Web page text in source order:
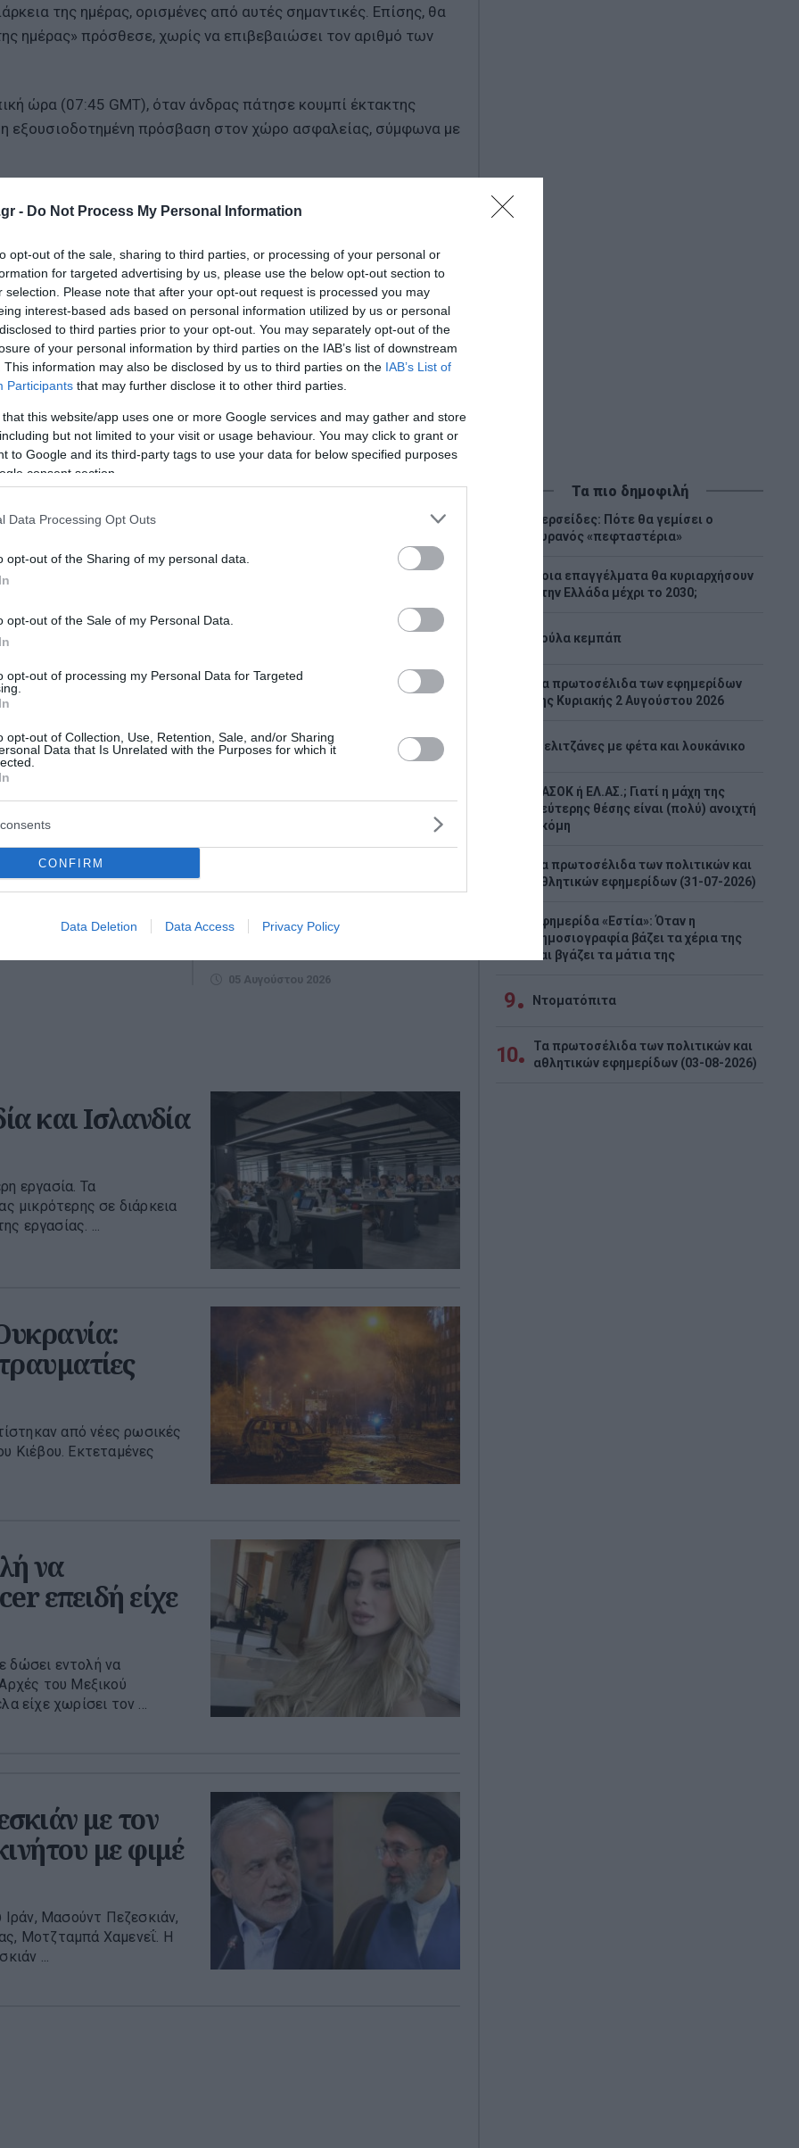
- Do Not Process My Personal Information
opt-out of the sale, sharing to third parties, or processing of your personal or
for targeted advertising by us, please use the below opt-out section to
selection. Please note that after your opt-out request is processed you may
interest-based ads based on personal information utilized by us or personal
to third parties prior to your opt-out. You may separately opt-out of the
of your personal information by third parties on the IAB’s list of downstream
This information may also be disclosed by us to third parties on the IAB’s List of
Participants that may further disclose it to other third parties.
that this website/app uses one or more Google services and may gather and store
but not limited to your visit or usage behaviour. You may click to grant or
to Google and its third-party tags to use your data for below specified purposes
consent section.
Data Processing Opt Outs
opt-out of the Sharing of my personal data.
opt-out of the Sale of my Personal Data.
opt-out of processing my Personal Data for Targeted
opt-out of Collection, Use, Retention, Sale, and/or Sharing
Data that Is Unrelated with the Purposes for which it
CONFIRM
Data Deletion Data Access Privacy Policy
της ημέρας, ορισμένες από αυτές σημαντικές. Επίσης, θα
ημέρας» πρόσθεσε, χωρίς να επιβεβαιώσει τον αριθμό των
ώρα (07:45 GMT), όταν άνδρας πάτησε κουμπί έκτακτης
εξουσιοδοτημένη πρόσβαση στον χώρο ασφαλείας, σύμφωνα με
χάσει τον προσανατολισμό του.
ο Τραμπ - Τα 14 σημεία του προσχεδίου
το Κέντρο Κένεντι
αεροσκαφών που παρέχουν στο ΝΑΤΟ
Lykavitos.gr στο Google News
όλες τις ειδήσεις
Τρεις
ένας τραυματίας
πυροβολισμούς
Hills της Βόρειας
τουλάχιστον τρία
τη ζωή τους και ένα
Ινδία: 12 τραυματίες από
σφοδρές αναταράξεις σε
Επιβάτες χτύπησαν στην
αεροσκάφος βρέθηκε αντιμέτωπο με
ισχυρές αναταράξεις, με αποτέλεσμα
05 Αυγούστου 2026
και Ισλανδία
εργασία. Τα
μικρότερης σε διάρκεια
εργασίας. ...
από νέες ρωσικές
Κιέβου. Εκτεταμένες
να
επειδή είχε
δώσει εντολή να
του Μεξικού
είχε χωρίσει τον ...
με τον
με φιμέ
Μασούντ Πεζεσκιάν,
Μοτζταμπά Χαμενεΐ. Η
...
Τα πιο δημοφιλή
Περσείδες: Πότε θα γεμίσει ο
ουρανός «πεφταστέρια»
Ποια επαγγέλματα θα κυριαρχήσουν
στην Ελλάδα μέχρι το 2030;
Λούλα κεμπάπ
Tα πρωτοσέλιδα των εφημερίδων
της Κυριακής 2 Αυγούστου 2026
Μελιτζάνες με φέτα και λουκάνικο
ΠΑΣΟΚ ή ΕΛ.ΑΣ.; Γιατί η μάχη της
δεύτερης θέσης είναι (πολύ) ανοιχτή
ακόμη
Τα πρωτοσέλιδα των πολιτικών και
αθλητικών εφημερίδων (31-07-2026)
Εφημερίδα «Εστία»: Όταν η
δημοσιογραφία βάζει τα χέρια της
και βγάζει τα μάτια της
9 Ντοματόπιτα
10
Τα πρωτοσέλιδα των πολιτικών και
αθλητικών εφημερίδων (03-08-2026)